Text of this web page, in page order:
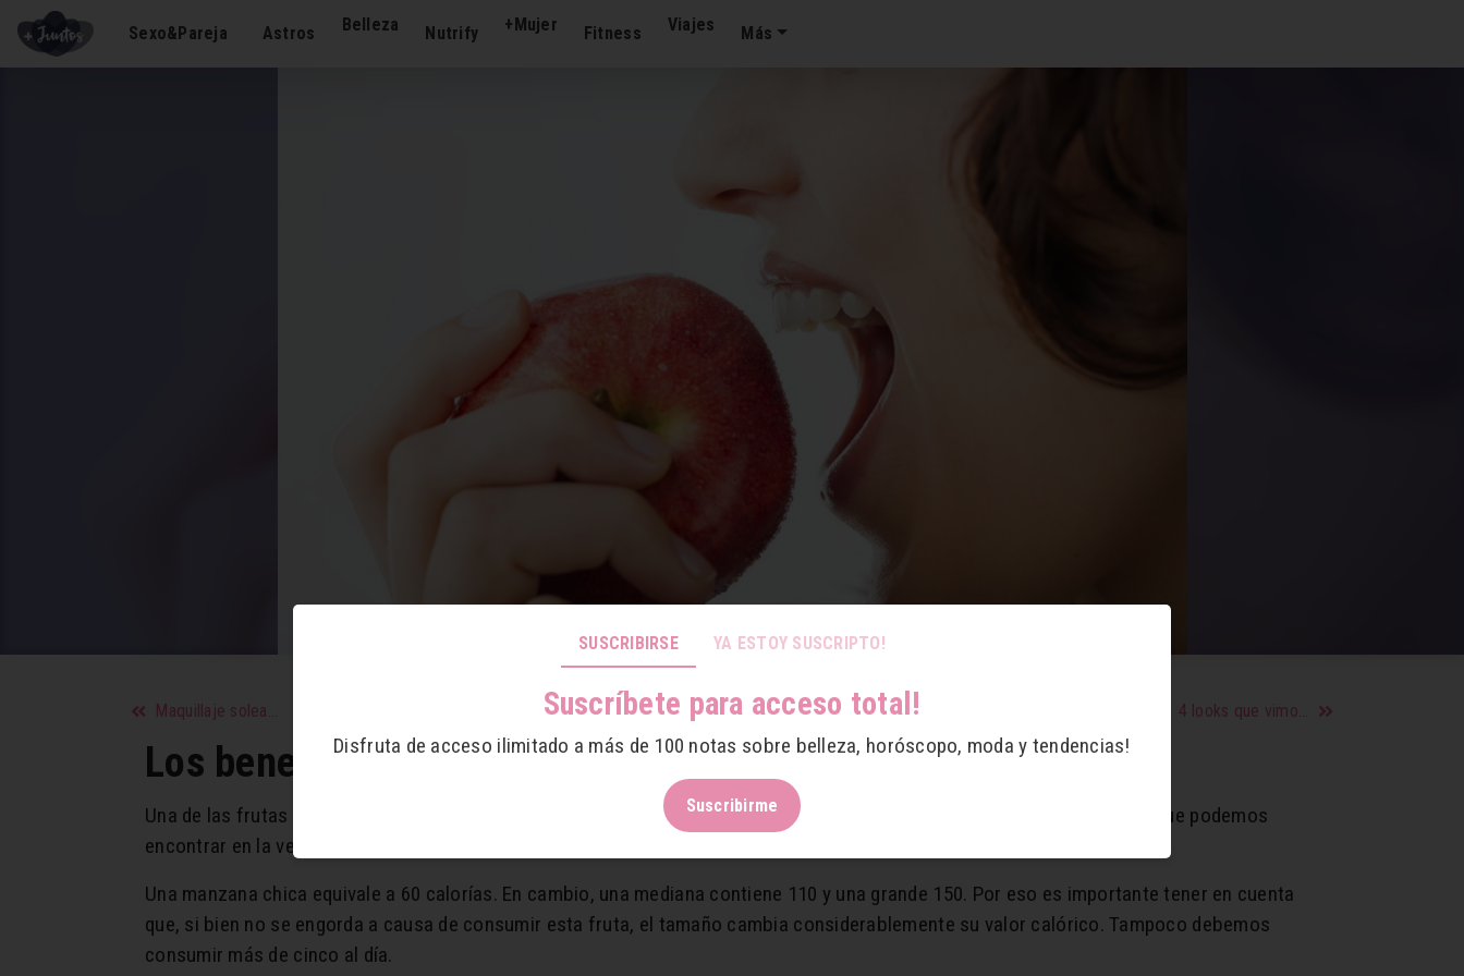
Sexo&Pareja Astros Belleza Nutrify +Mujer Fitness Viajes Más
Maquillaje soleado para el invierno 4 looks que vimos en el cine y hoy están de moda
Los beneficios de consumir manzana
Una de las frutas más habitúes en nuestra heladera sin dudas debe ser la manzana. Es una de las frutas más comúnes y que podemos
encontrar en la verdulería en todas las estaciones. Es rica en hidratos de carbono, fibra, potasio y polifenoles.
Una manzana chica equivale a 60 calorías. En cambio, una mediana contiene 110 y una grande 150. Por eso es importante tener en cuenta
que, si bien no se engorda a causa de consumir esta fruta, el tamaño cambia considerablemente su valor calórico. Tampoco debemos
consumir más de cinco al día.
SUSCRIBIRSE YA ESTOY SUSCRIPTO!
Suscríbete para acceso total!
Disfruta de acceso ilimitado a más de 100 notas sobre belleza, horóscopo, moda y tendencias!
Suscribirme